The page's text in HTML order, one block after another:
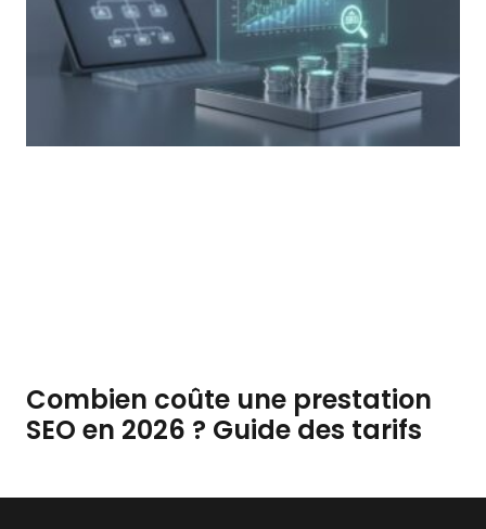
Combien coûte une prestation
SEO en 2026 ? Guide des tarifs